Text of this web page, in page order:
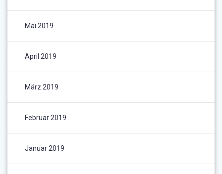
Mai 2019
April 2019
März 2019
Februar 2019
Januar 2019